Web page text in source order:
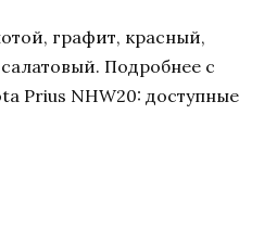
графит, красный,
Подробнее с
Prius NHW20: доступные